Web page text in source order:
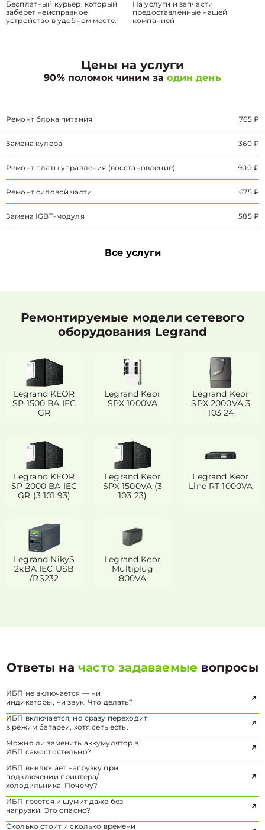
Бесплатный курьер, который
заберет неисправное
устройство в удобном месте.
На услуги и запчасти
предоставленные нашей
компанией
Цены на услуги
90% поломок чиним заодин день
Ремонт блока питания 765 ₽
Замена кулера 360 ₽
Ремонт платы управления (восстановление) 900 ₽
Ремонт силовой части 675 ₽
Замена IGBT-модуля 585 ₽
Все услуги
Ремонтируемые модели сетевого
оборудования Legrand
Legrand KEOR
SP 1500 ВА IEC
GR
Legrand Keor
SPX 1000VA
Legrand Keor
SPX 2000VA 3
103 24
Legrand KEOR
SP 2000 ВА IEC
GR (3 101 93)
Legrand Keor
SPX 1500VA (3
103 23)
Legrand Keor
Line RT 1000VA
Legrand NikyS
2кBA IEC USB
/RS232
Legrand Keor
Multiplug
800VA
Ответы начасто задаваемые вопросы
ИБП не включается — ни
индикаторы, ни звук. Что делать?
ИБП включается, но сразу переходит
в режим батареи, хотя сеть есть.
Можно ли заменить аккумулятор в
ИБП самостоятельно?
ИБП выключает нагрузку при
подключении принтера/
холодильника. Почему?
ИБП греется и шумит даже без
нагрузки. Это опасно?
Сколько стоит и сколько времени